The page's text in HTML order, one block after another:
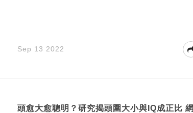
Sep 13 2022
頭愈大愈聰明？研究揭頭圍大小與IQ成正比 網